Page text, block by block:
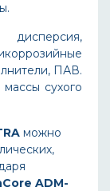
ПАВ.
сухого
можно
ADM-